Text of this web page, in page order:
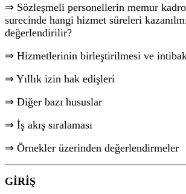
⇒ Sözleşmeli personellerin memur
surecinde hangi hizmet süreleri
değerlendirilir?
⇒ Hizmetlerinin birleştirilmesi ve
⇒ Yıllık izin hak edişleri
⇒ Diğer bazı hususlar
⇒ İş akış sıralaması
⇒ Örnekler üzerinden değerlendirmeler
GİRİŞ